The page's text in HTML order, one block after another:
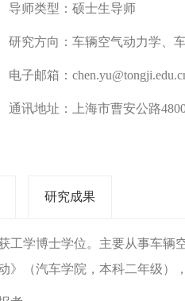
导师类型： 硕士生导师
研究方向： 车辆空气动力学、
电子邮箱：
通讯地址： 上海市曹安公路
研究成果
工学博士学位。主要从事车辆
》（汽车学院，本科二年级），